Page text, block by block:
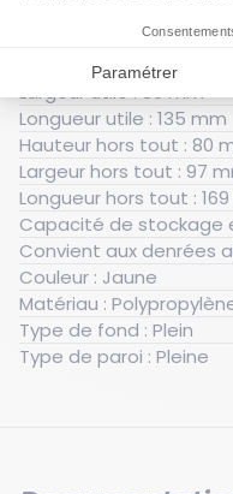
Porte-étiquettes
Hauteur utile : 78 mm
Largeur utile : 80 mm
Longueur utile : 135 mm
Hauteur hors tout : 80
Largeur hors tout : 97
Longueur hors tout :
Capacité de stockage
Convient aux denrées
Couleur : Jaune
Matériau :
Type de fond : Plein
Type de paroi : Pleine